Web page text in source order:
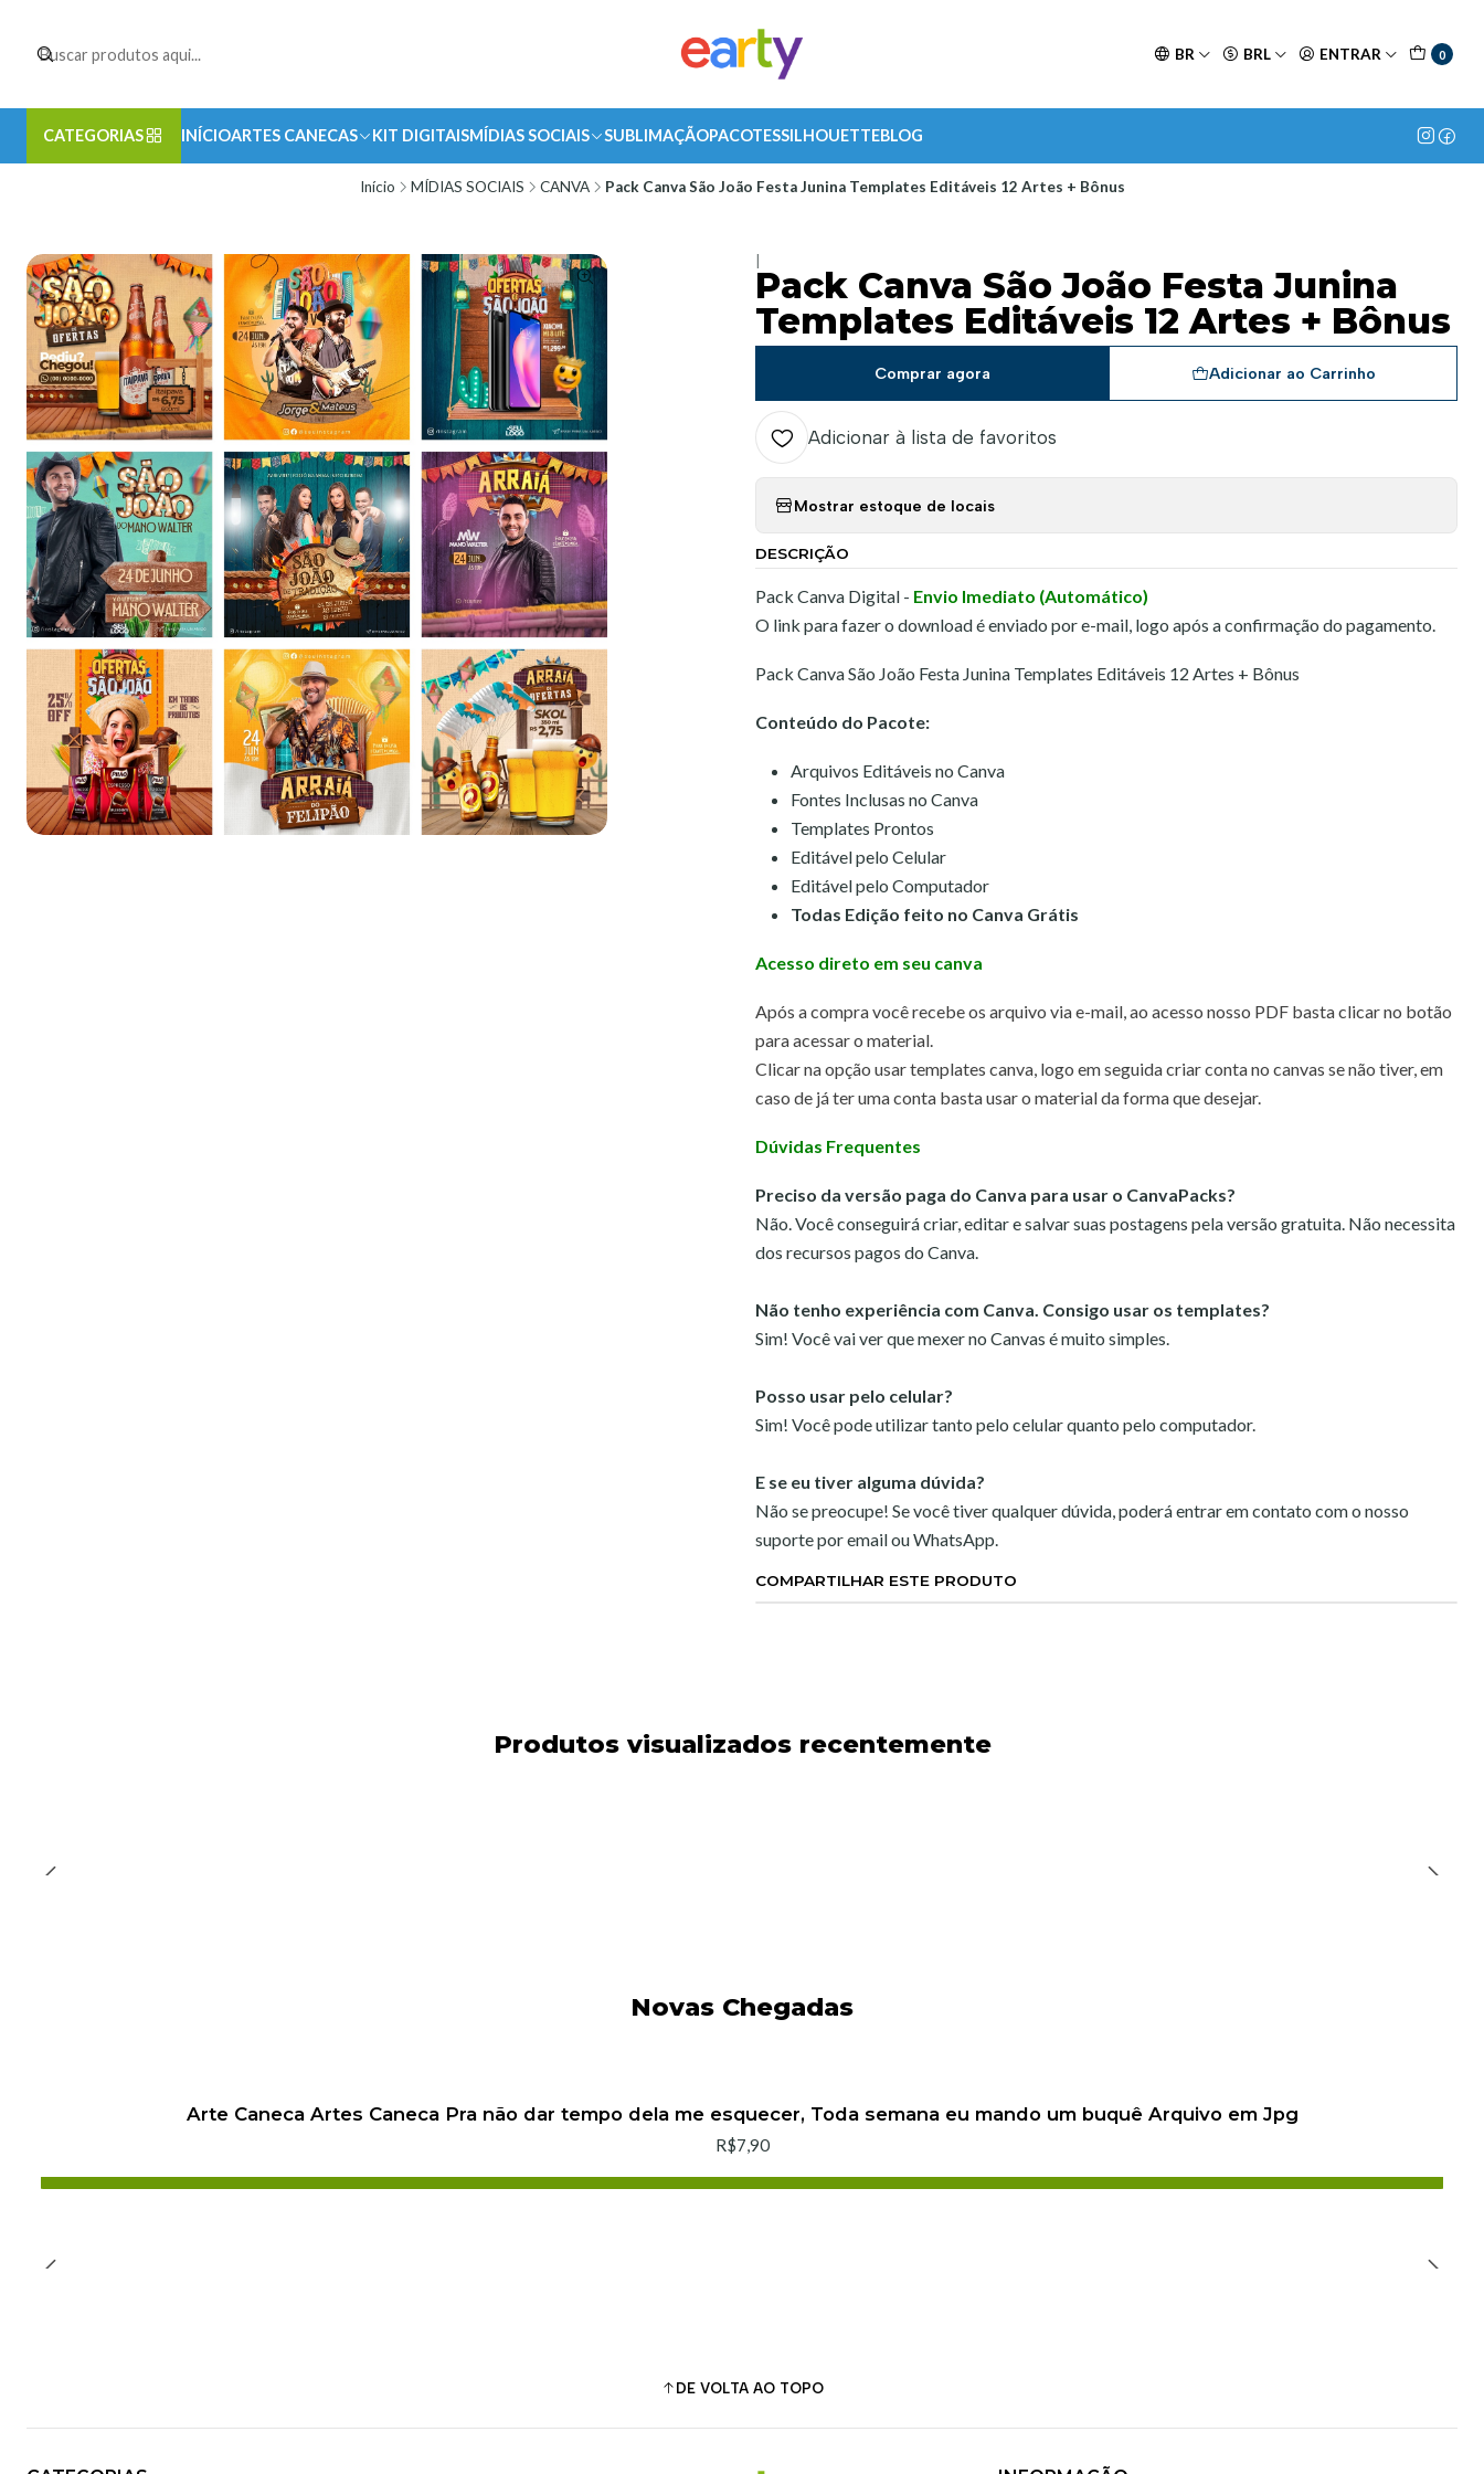
BR BRL ENTRAR 0
CATEGORIAS INÍCIOARTES CANECAS KIT DIGITAISMÍDIAS SOCIAIS SUBLIMAÇÃOPACOTESSILHOUETTEBLOG
Início MÍDIAS SOCIAIS CANVA Pack Canva São João Festa Junina Templates Editáveis 12 Artes + Bônus
Pack Canva São João Festa Junina
Templates Editáveis 12 Artes + Bônus
Adicionar ao Carrinho
Comprar agora
Adicionar à lista de favoritos
Mostrar estoque de locais
DESCRIÇÃO
Pack Canva Digital - Envio Imediato (Automático)
O link para fazer o download é enviado por e-mail, logo após a confirmação do pagamento.
Pack Canva São João Festa Junina Templates Editáveis 12 Artes + Bônus
Conteúdo do Pacote:
Arquivos Editáveis no Canva
Fontes Inclusas no Canva
Templates Prontos
Editável pelo Celular
Editável pelo Computador
Todas Edição feito no Canva Grátis
Acesso direto em seu canva
Após a compra você recebe os arquivo via e-mail, ao acesso nosso PDF basta clicar no botão
para acessar o material.
Clicar na opção usar templates canva, logo em seguida criar conta no canvas se não tiver, em
caso de já ter uma conta basta usar o material da forma que desejar.
Dúvidas Frequentes
Preciso da versão paga do Canva para usar o CanvaPacks?
Não. Você conseguirá criar, editar e salvar suas postagens pela versão gratuita. Não necessita
dos recursos pagos do Canva.
Não tenho experiência com Canva. Consigo usar os templates?
Sim! Você vai ver que mexer no Canvas é muito simples.
Posso usar pelo celular?
Sim! Você pode utilizar tanto pelo celular quanto pelo computador.
E se eu tiver alguma dúvida?
Não se preocupe! Se você tiver qualquer dúvida, poderá entrar em contato com o nosso
suporte por email ou WhatsApp.
COMPARTILHAR ESTE PRODUTO
Produtos visualizados recentemente
Novas Chegadas
Arte Caneca Artes Caneca Pra não dar tempo dela me esquecer, Toda semana eu mando um buquê Arquivo em Jpg
R$7,90
DE VOLTA AO TOPO